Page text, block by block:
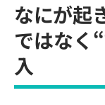
なにが起
ではなく
入